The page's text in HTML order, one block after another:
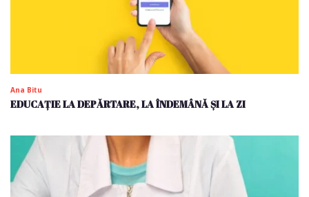
Ana Bitu
EDUCAȚIE LA DEPĂRTARE, LA ÎNDEMÂNĂ ȘI LA ZI